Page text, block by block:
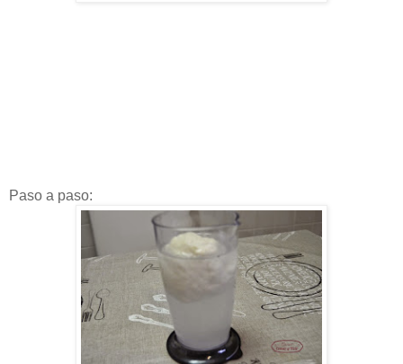
Paso a paso: